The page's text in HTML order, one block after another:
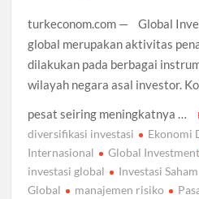
turkeconom.com — Global
global merupakan aktivitas
dilakukan pada berbagai
wilayah negara asal investor.
pesat seiring meningkatnya …
diversifikasi investasi Ekonomi
Internasional
Global Investment
investasi global
Investasi
Global
manajemen risiko